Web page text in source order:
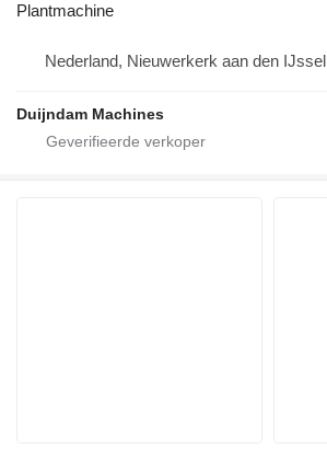
Plantmachine
Nederland, Nieuwerkerk aan den IJssel
Duijndam Machines